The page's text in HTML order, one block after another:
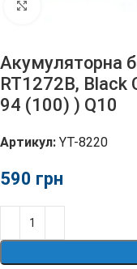
Акумуляторна
RT1272B, Black
94 (100) ) Q10
Артикул: YT-8220
грн